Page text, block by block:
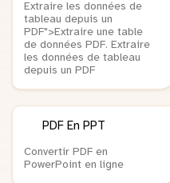
Extraire les données de
tableau depuis un
PDF">Extraire une table
de données PDF. Extraire
les données de tableau
depuis un PDF
PDF En PPT
Convertir PDF en
PowerPoint en ligne